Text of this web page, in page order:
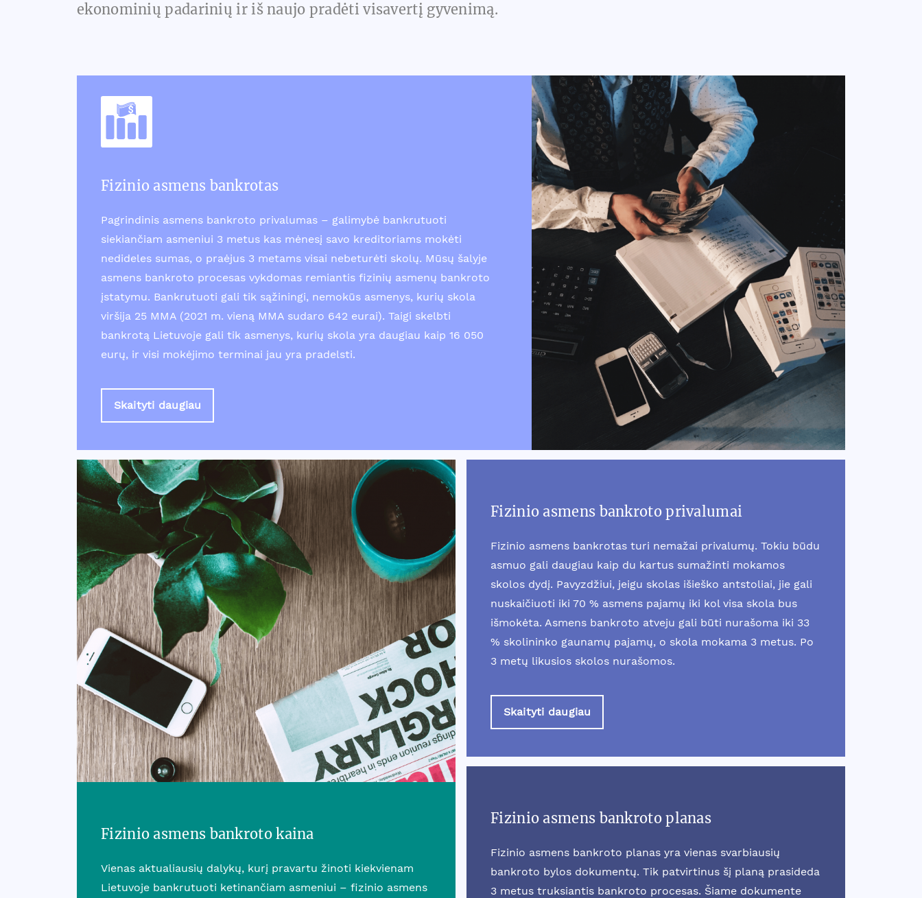
ekonominių padarinių ir iš naujo pradėti visavertį gyvenimą.
Fizinio asmens bankrotas
Pagrindinis asmens bankroto privalumas – galimybė bankrutuoti
siekiančiam asmeniui 3 metus kas mėnesį savo kreditoriams mokėti
nedideles sumas, o praėjus 3 metams visai nebeturėti skolų. Mūsų šalyje
asmens bankroto procesas vykdomas remiantis fizinių asmenų bankroto
įstatymu. Bankrutuoti gali tik sąžiningi, nemokūs asmenys, kurių skola
viršija 25 MMA (2021 m. vieną MMA sudaro 642 eurai). Taigi skelbti
bankrotą Lietuvoje gali tik asmenys, kurių skola yra daugiau kaip 16 050
eurų, ir visi mokėjimo terminai jau yra pradelsti.
Skaityti daugiau
Fizinio asmens bankroto kaina
Vienas aktualiausių dalykų, kurį pravartu žinoti kiekvienam
Lietuvoje bankrutuoti ketinančiam asmeniui – fizinio asmens
Fizinio asmens bankroto privalumai
Fizinio asmens bankrotas turi nemažai privalumų. Tokiu būdu
asmuo gali daugiau kaip du kartus sumažinti mokamos
skolos dydį. Pavyzdžiui, jeigu skolas išieško antstoliai, jie gali
nuskaičiuoti iki 70 % asmens pajamų iki kol visa skola bus
išmokėta. Asmens bankroto atveju gali būti nurašoma iki 33
% skolininko gaunamų pajamų, o skola mokama 3 metus. Po
3 metų likusios skolos nurašomos.
Skaityti daugiau
Fizinio asmens bankroto planas
Fizinio asmens bankroto planas yra vienas svarbiausių
bankroto bylos dokumentų. Tik patvirtinus šį planą prasideda
3 metus truksiantis bankroto procesas. Šiame dokumente